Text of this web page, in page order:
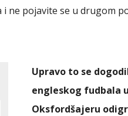
ne pojavite se u drugom
Upravo to se
engleskog fudbala
Oksfordšajeru